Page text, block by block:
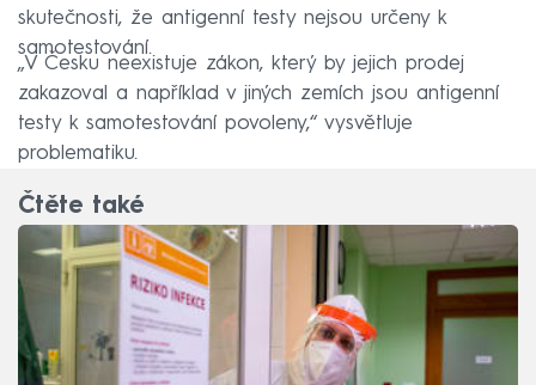
skutečnosti, že antigenní testy nejsou určeny k
samotestování.
„V Česku neexistuje zákon, který by jejich prodej
zakazoval a například v jiných zemích jsou antigenní
testy k samotestování povoleny,“ vysvětluje
problematiku.
Čtěte také